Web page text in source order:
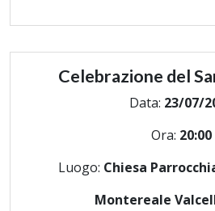
Celebrazione del
Data: 23/07/
Ora: 20:00
Luogo: Chiesa
Montereale